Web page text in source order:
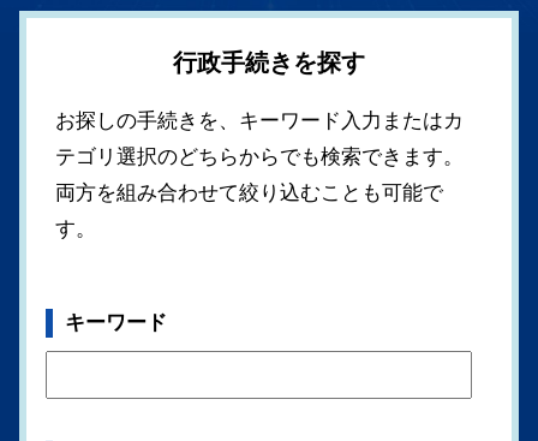
行政手続きを探す
お探しの手続きを、キーワード入力またはカ
テゴリ選択のどちらからでも検索できます。
両方を組み合わせて絞り込むことも可能で
す。
キーワード